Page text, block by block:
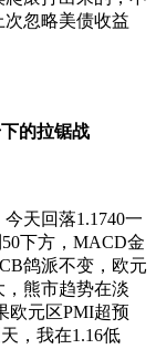
忽略美债收益
的拉锯战
天回落1.1740一
下方，MACD金
鸽派不变，欧元
熊市趋势在淡
欧元区PMI超预
，我在1.16低